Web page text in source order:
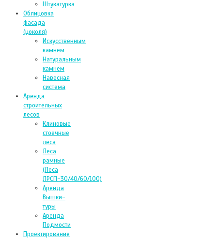
Штукатурка
Облицовка
фасада
(цоколя)
Искусственным
камнем
Натуральным
камнем
Навесная
система
Аренда
строительных
лесов
Клиновые
стоечные
леса
Леса
рамные
(Леса
ЛРСП-30/40/60/100)
Аренда
Вышки-
туры
Аренда
Подмости
Проектирование